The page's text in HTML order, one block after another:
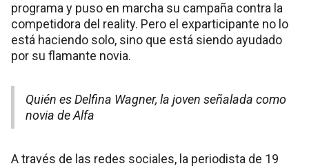
programa y puso en marcha su campaña contra la
competidora del reality. Pero el exparticipante no lo
está haciendo solo, sino que está siendo ayudado
por su flamante novia.
Quién es Delfina Wagner, la joven señalada como
novia de Alfa
A través de las redes sociales, la periodista de 19